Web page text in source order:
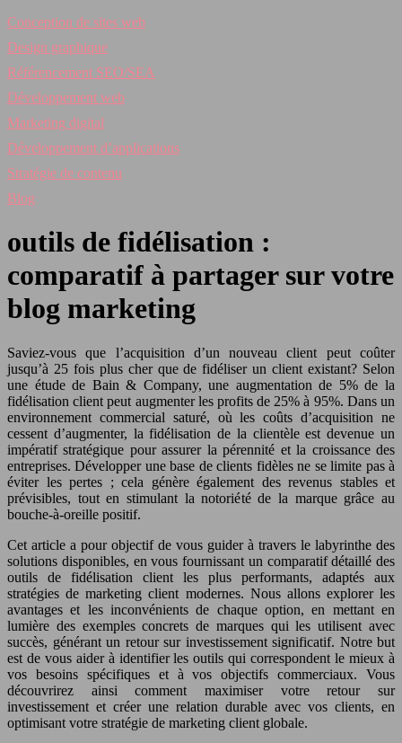
Conception de sites web
Design graphique
Référencement SEO/SEA
Développement web
Marketing digital
Développement d’applications
Stratégie de contenu
Blog
outils de fidélisation :
comparatif à partager sur votre
blog marketing
Saviez-vous que l’acquisition d’un nouveau client peut coûter
jusqu’à 25 fois plus cher que de fidéliser un client existant? Selon
une étude de Bain & Company, une augmentation de 5% de la
fidélisation client peut augmenter les profits de 25% à 95%. Dans un
environnement commercial saturé, où les coûts d’acquisition ne
cessent d’augmenter, la fidélisation de la clientèle est devenue un
impératif stratégique pour assurer la pérennité et la croissance des
entreprises. Développer une base de clients fidèles ne se limite pas à
éviter les pertes ; cela génère également des revenus stables et
prévisibles, tout en stimulant la notoriété de la marque grâce au
bouche-à-oreille positif.
Cet article a pour objectif de vous guider à travers le labyrinthe des
solutions disponibles, en vous fournissant un comparatif détaillé des
outils de fidélisation client les plus performants, adaptés aux
stratégies de marketing client modernes. Nous allons explorer les
avantages et les inconvénients de chaque option, en mettant en
lumière des exemples concrets de marques qui les utilisent avec
succès, générant un retour sur investissement significatif. Notre but
est de vous aider à identifier les outils qui correspondent le mieux à
vos besoins spécifiques et à vos objectifs commerciaux. Vous
découvrirez ainsi comment maximiser votre retour sur
investissement et créer une relation durable avec vos clients, en
optimisant votre stratégie de marketing client globale.